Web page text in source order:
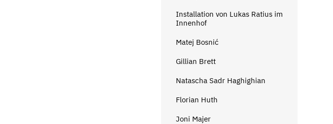
Installation von Lukas Ratius im
Innenhof
Matej Bosnić
Gillian Brett
Natascha Sadr Haghighian
Florian Huth
Joni Majer